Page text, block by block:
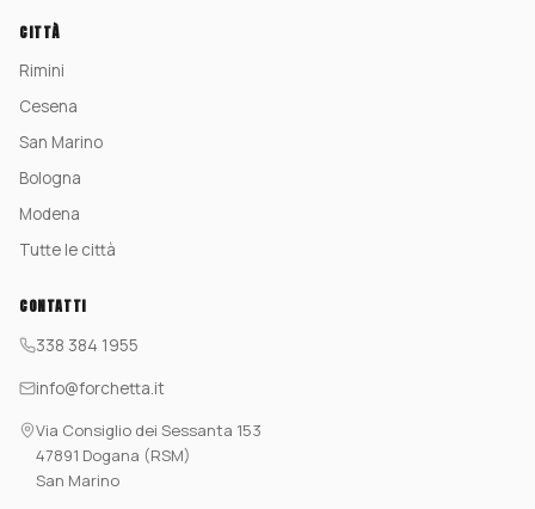
CITTÀ
Rimini
Cesena
San Marino
Bologna
Modena
Tutte le città
CONTATTI
338 384 1955
info@forchetta.it
Via Consiglio dei Sessanta 153
47891 Dogana (RSM)
San Marino